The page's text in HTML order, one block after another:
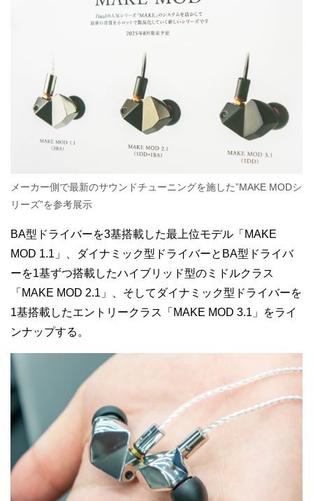
メーカー側で最新のサウンドチューニングを施した”MAKE MODシ
リーズ”を参考展示
BA型ドライバーを3基搭載した最上位モデル「MAKE
MOD 1.1」、ダイナミック型ドライバーとBA型ドライバ
ーを1基ずつ搭載したハイブリッド型のミドルクラス
「MAKE MOD 2.1」、そしてダイナミック型ドライバーを
1基搭載したエントリークラス「MAKE MOD 3.1」をライ
ンナップする。